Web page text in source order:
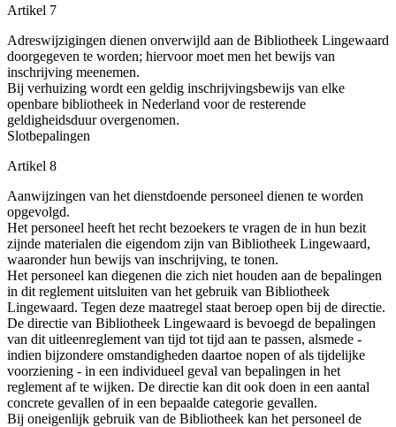
Artikel 7
Adreswijzigingen dienen onverwijld aan de Bibliotheek Lingewaard
doorgegeven te worden; hiervoor moet men het bewijs van
inschrijving meenemen.
Bij verhuizing wordt een geldig inschrijvingsbewijs van elke
openbare bibliotheek in Nederland voor de resterende
geldigheidsduur overgenomen.
Slotbepalingen
Artikel 8
Aanwijzingen van het dienstdoende personeel dienen te worden
opgevolgd.
Het personeel heeft het recht bezoekers te vragen de in hun bezit
zijnde materialen die eigendom zijn van Bibliotheek Lingewaard,
waaronder hun bewijs van inschrijving, te tonen.
Het personeel kan diegenen die zich niet houden aan de bepalingen
in dit reglement uitsluiten van het gebruik van Bibliotheek
Lingewaard. Tegen deze maatregel staat beroep open bij de directie.
De directie van Bibliotheek Lingewaard is bevoegd de bepalingen
van dit uitleenreglement van tijd tot tijd aan te passen, alsmede -
indien bijzondere omstandigheden daartoe nopen of als tijdelijke
voorziening - in een individueel geval van bepalingen in het
reglement af te wijken. De directie kan dit ook doen in een aantal
concrete gevallen of in een bepaalde categorie gevallen.
Bij oneigenlijk gebruik van de Bibliotheek kan het personeel de